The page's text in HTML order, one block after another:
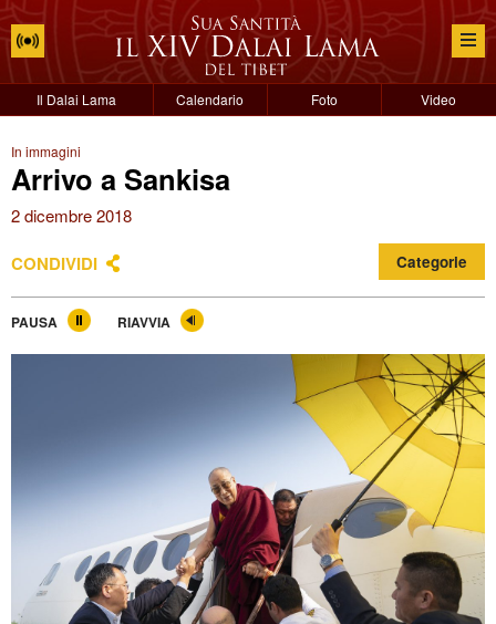
Il Dalai Lama Calendario Foto Video
In immagini
Arrivo a Sankisa
2 dicembre 2018
CONDIVIDI Categorie
PAUSA RIAVVIA